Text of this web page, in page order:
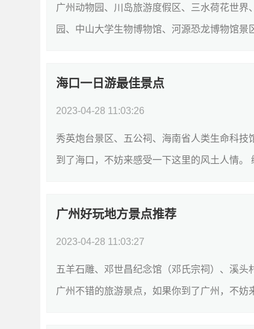
广州动物园、川岛旅游度假区、三水荷花世
园、中山大学生物博物馆、河源恐龙博物馆
海口一日游最佳景点
2023-04-28 11:03:26
秀英炮台景区、五公祠、海南省人类生命科
到了海口，不妨来感受一下这里的风土人情
广州好玩地方景点推荐
2023-04-28 11:03:27
五羊石雕、邓世昌纪念馆（邓氏宗祠）、溪
广州不错的旅游景点，如果你到了广州，不妨